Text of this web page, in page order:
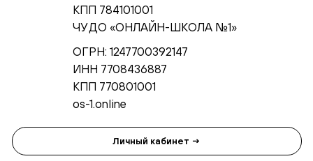
КПП 784101001
ЧУ ДО «ОНЛАЙН-ШКОЛА №1»
ОГРН: 1247700392147
ИНН 7708436887
КПП 770801001
os-1.online
Личный кабинет →